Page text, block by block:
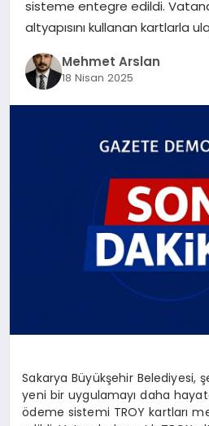
EĞITIM
DÜNYA
sisteme entegre edildi.
altyapısını kullanan kartlarla
Mehmet Arslan
18 Nisan 2025
Sakarya Büyükşehir Belediyesi,
yeni bir uygulamayı daha
ödeme sistemi TROY kartları